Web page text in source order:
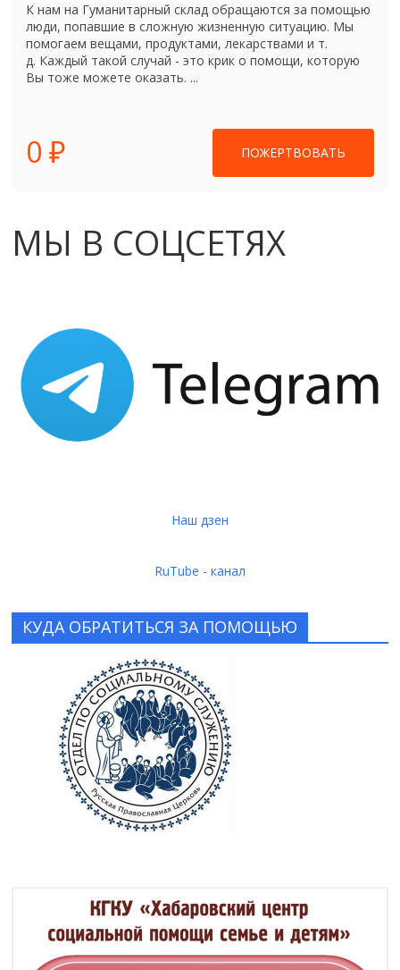
К нам на Гуманитарный склад обращаются за помощью
люди, попавшие в сложную жизненную ситуацию. Мы
помогаем вещами, продуктами, лекарствами и т.
д. Каждый такой случай - это крик о помощи, которую
Вы тоже можете оказать. ...
0 ₽ ПОЖЕРТВОВАТЬ
МЫ В СОЦСЕТЯХ
Наш дзен
RuTube - канал
КУДА ОБРАТИТЬСЯ ЗА ПОМОЩЬЮ